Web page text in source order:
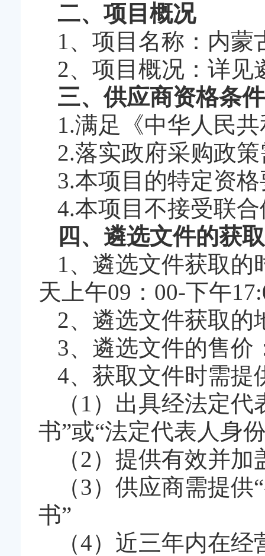
二、项目概况
1、项目名称：内
2、项目概况：详见
三、供应商资格条
1.满足《中华人民
2.落实政府采购政
3.本项目的特定资
4.本项目不接受联
四、遴选文件的获
1、遴选文件获取的
天上午09：00-下午
2、遴选文件获取的
3、遴选文件的售价
4、获取文件时需提
（1）出具经法定
书”或“法定代表人身
（2）提供有效并
（3）供应商需提
书”
（4）近三年内在